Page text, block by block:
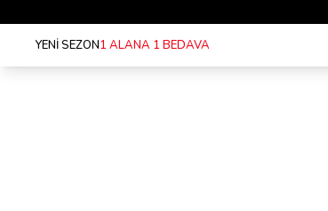
YENİ SEZON1 ALANA 1 BEDAVA